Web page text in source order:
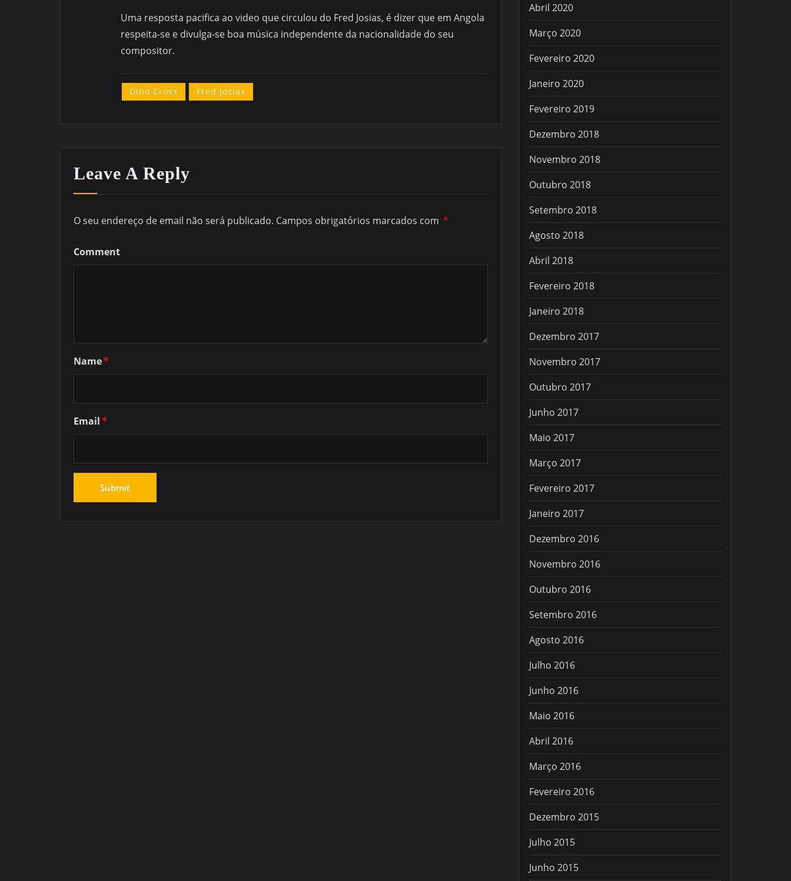
Uma resposta pacifica ao video que circulou do Fred Josias, é dizer que em Angola
respeita-se e divulga-se boa música independente da nacionalidade do seu
compositor.
Dino Cross Fred Josias
Leave A Reply
O seu endereço de email não será publicado. Campos obrigatórios marcados com *
Comment
Name*
Email*
Abril 2020
Março 2020
Fevereiro 2020
Janeiro 2020
Fevereiro 2019
Dezembro 2018
Novembro 2018
Outubro 2018
Setembro 2018
Agosto 2018
Abril 2018
Fevereiro 2018
Janeiro 2018
Dezembro 2017
Novembro 2017
Outubro 2017
Junho 2017
Maio 2017
Março 2017
Fevereiro 2017
Janeiro 2017
Dezembro 2016
Novembro 2016
Outubro 2016
Setembro 2016
Agosto 2016
Julho 2016
Junho 2016
Maio 2016
Abril 2016
Março 2016
Fevereiro 2016
Dezembro 2015
Julho 2015
Junho 2015